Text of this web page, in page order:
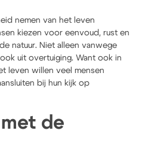
nemen van het leven
kiezen voor eenvoud, rust en
natuur. Niet alleen vanwege
uit overtuiging. Want ook in
leven willen veel mensen
bij hun kijk op
met de